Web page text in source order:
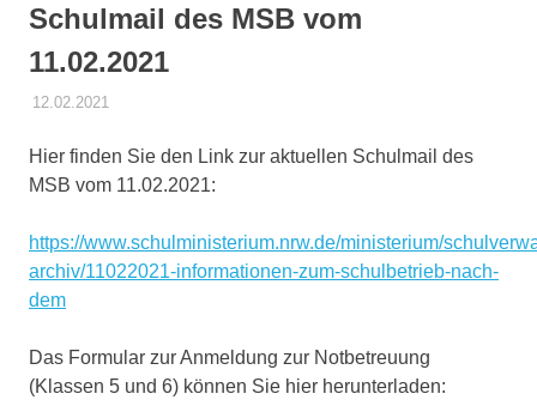
Schulmail des MSB vom
11.02.2021
12.02.2021DANIEL SCHROEER
CORONA
Hier finden Sie den Link zur aktuellen Schulmail des
MSB vom 11.02.2021:
https://www.schulministerium.nrw.de/ministerium/
archiv/11022021-informationen-zum-schulbetrieb-nach-
dem
Das Formular zur Anmeldung zur Notbetreuung
(Klassen 5 und 6) können Sie hier herunterladen: